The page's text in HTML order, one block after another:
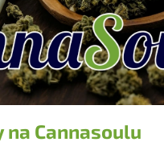
na Cannasoulu